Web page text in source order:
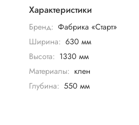
Характеристики
Бренд: Фабрика «Старт»
Ширина: 630 мм
Высота: 1330 мм
Материалы: клен
Глубина: 550 мм